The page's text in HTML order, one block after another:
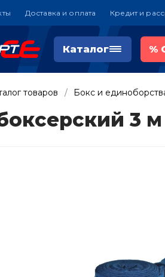
Доставка и оплата Кредит и
Каталог %
товаров Бокс и
3